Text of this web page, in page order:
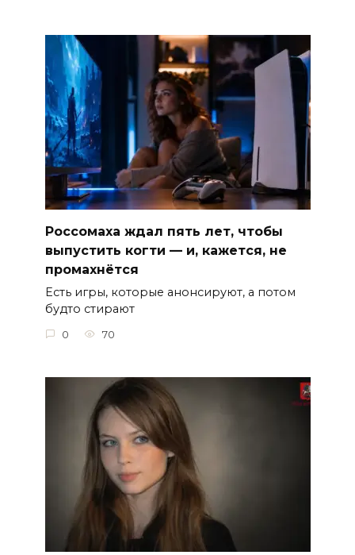
Россомаха ждал пять лет, чтобы
выпустить когти — и, кажется, не
промахнётся
Есть игры, которые анонсируют, а потом
будто стирают
0 70